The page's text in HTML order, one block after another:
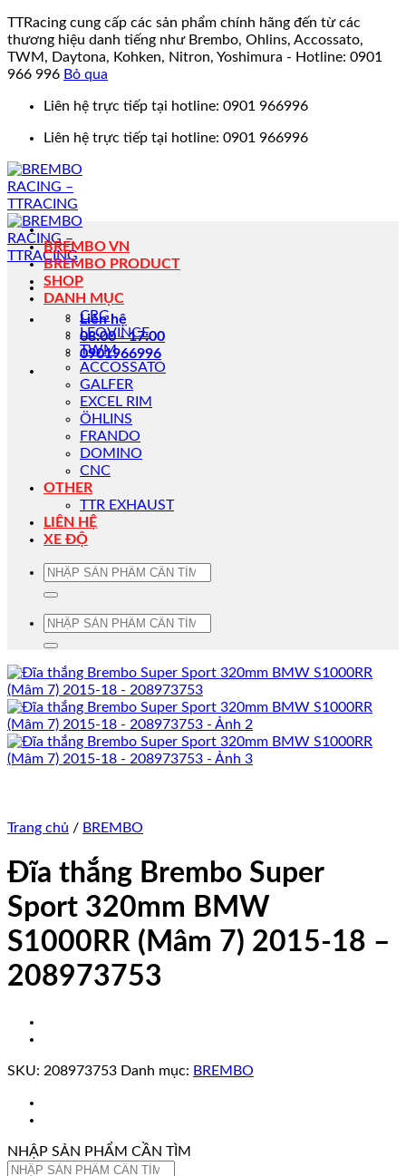
TTRacing cung cấp các sản phẩm chính hãng đến từ các
thương hiệu danh tiếng như Brembo, Ohlins, Accossato,
TWM, Daytona, Kohken, Nitron, Yoshimura - Hotline: 0901
966 996 Bỏ qua
Liên hệ trực tiếp tại hotline: 0901 966996
Liên hệ trực tiếp tại hotline: 0901 966996
Liên hệ
08:00 - 17:00
0901966996
BREMBO VN
BREMBO PRODUCT
SHOP
DANH MỤC
CRG
LEOVINCE
TWM
ACCOSSATO
GALFER
EXCEL RIM
ÖHLINS
FRANDO
DOMINO
CNC
OTHER
TTR EXHAUST
LIÊN HỆ
XE ĐỘ
Tìm
Tìm
Trang chủ / BREMBO
Đĩa thắng Brembo Super
Sport 320mm BMW
S1000RR (Mâm 7) 2015-18 –
208973753
SKU: 208973753 Danh mục: BREMBO
NHẬP SẢN PHẨM CẦN TÌM
Tìm